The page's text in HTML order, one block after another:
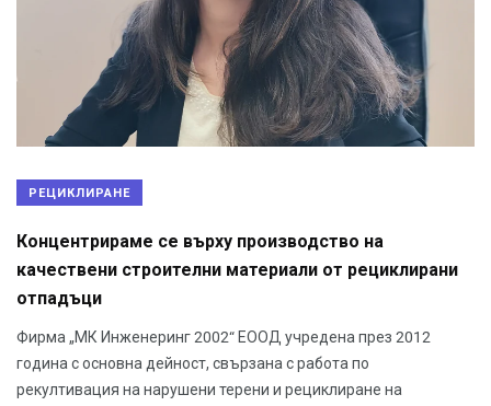
РЕЦИКЛИРАНЕ
Концентрираме се върху производство на
качествени строителни материали от рециклирани
отпадъци
Фирма „МК Инженеринг 2002“ ЕООД учредена през 2012
година с основна дейност, свързана с работа по
рекултивация на нарушени терени и рециклиране на